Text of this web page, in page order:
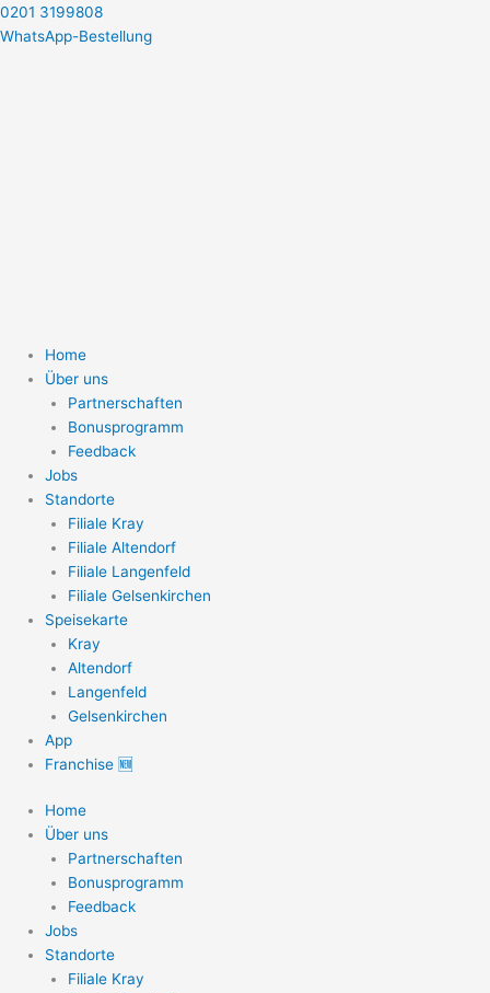
Zum
Inhalt
0201 3199808
WhatsApp-Bestellung
Home
Über uns
Partnerschaften
Bonusprogramm
Feedback
Jobs
Standorte
Filiale Kray
Filiale Altendorf
Filiale Langenfeld
Filiale Gelsenkirchen
Speisekarte
Kray
Altendorf
Langenfeld
Gelsenkirchen
App
Franchise 🆕
Home
Über uns
Partnerschaften
Bonusprogramm
Feedback
Jobs
Standorte
Filiale Kray